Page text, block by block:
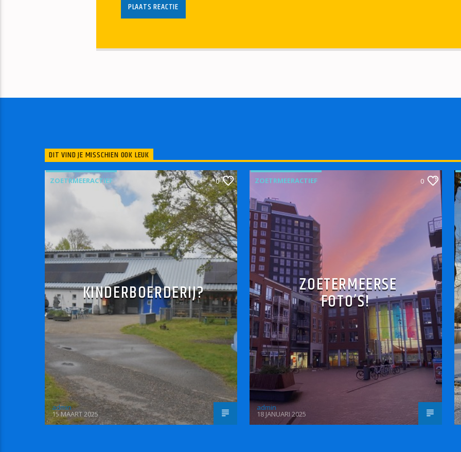
DIT VIND JE MISSCHIEN OOK LEUK
ZOETRMEERACTIEF 0
KINDERBOERDERIJ?
admin
15 MAART 2025
ZOETRMEERACTIEF 0
ZOETERMEERSE
FOTO’S!
admin
18 JANUARI 2025